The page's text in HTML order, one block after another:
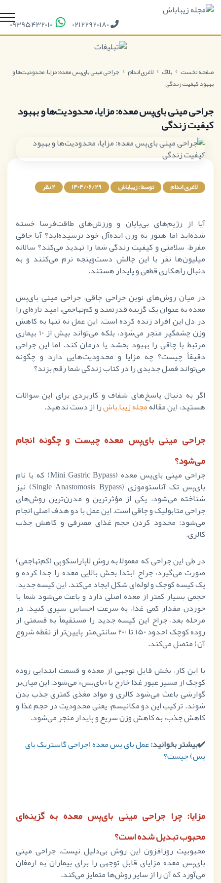
صفحه نخست بلاگ لاغری اندام
جراحی مینی بای‌پس معده: مزایا، محدودیت‌ها و
بهبود کیفیت زندگی
جراحی مینی بای‌پس معده: مزایا، محدودیت‌ها و بهبود
کیفیت زندگی
لاغری اندام توسط : زیباباش 1404/06/29 2 نظر
آیا از رژیم‌های بی‌پایان و ورزش‌های طاقت‌فرسا خسته
شده‌اید اما هنوز به وزن ایده‌آل خود نرسیده‌اید؟ آیا چاقی
مفرط، سلامتی و کیفیت زندگی شما را تهدید می‌کند؟ سالانه
میلیون‌ها نفر با این چالش دست‌وپنجه نرم می‌کنند و به
دنبال راهکاری قطعی و پایدار هستند.
در میان روش‌های نوین جراحی چاقی، جراحی مینی بای‌پس
معده به عنوان یک گزینه قدرتمند و کم‌تهاجمی، امید تازه‌ای را
در دل این افراد زنده کرده است. این عمل نه تنها به کاهش
وزن چشمگیر منجر می‌شود، بلکه می‌تواند بیش از10 بیماری
مرتبط با چاقی را بهبود بخشد یا درمان کند. اما این جراحی
دقیقاً چیست؟ چه مزایا و محدودیت‌هایی دارد و چگونه
می‌تواند فصل جدیدی را در کتاب زندگی شما رقم بزند؟
اگر به دنبال پاسخ‌های شفاف و کاربردی برای این سوالات
هستید، این مقالهمجله زیبا باشرا از دست ندهید.
جراحی مینی بای‌پس معده چیست و چگونه انجام
می‌شود؟
جراحی مینی بای‌پس معده (Mini Gastric Bypass) که با نام
بای‌پس تک آناستوموزی (Single Anastomosis Bypass) نیز
شناخته می‌شود، یکی از مؤثرترین و مدرن‌ترین روش‌های
جراحی متابولیک و چاقی است. این عمل با دو هدف اصلی انجام
می‌شود: محدود کردن حجم غذای مصرفی و کاهش جذب
کالری.
در طی این جراحی که معمولاً به روش لاپاراسکوپی (کم‌تهاجمی)
صورت می‌گیرد، جراح ابتدا بخش بالایی معده را جدا کرده و
یک کیسه کوچک و لوله‌ای شکل ایجاد می‌کند. این کیسه جدید،
حجمی بسیار کمتر از معده اصلی دارد و باعث می‌شود شما با
خوردن مقدار کمی غذا، به سرعت احساس سیری کنید. در
مرحله بعد، جراح این کیسه جدید را مستقیماً به قسمتی از
روده کوچک (حدود150تا200سانتی‌متر پایین‌تر از نقطه شروع
آن) متصل می‌کند.
با این کار، بخش قابل توجهی از معده و قسمت ابتدایی روده
کوچک از مسیر عبور غذا خارج یا «بای‌پس» می‌شود. این میان‌بر
گوارشی باعث می‌شود کالری و مواد مغذی کمتری جذب بدن
شوند. ترکیب این دو مکانیسم، یعنی محدودیت در حجم غذا و
کاهش جذب، به کاهش وزن سریع و پایدار منجر می‌شود.
✔️بیشتر بخوانید:عمل بای پس معده (جراحی‌ گاستریک بای
پس) چیست؟
مزایا: چرا جراحی مینی بای‌پس معده به گزینه‌ای
محبوب تبدیل شده است؟
محبوبیت روزافزون این روش بی‌دلیل نیست. جراحی مینی
بای‌پس معده مزایای قابل توجهی را برای بیماران به ارمغان
می‌آورد که آن را از سایر روش‌ها متمایز می‌کند.